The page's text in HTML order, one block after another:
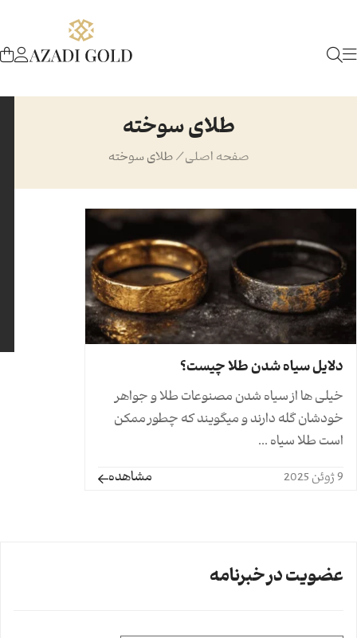
طلای سوخته
صفحه اصلی / طلای سوخته
دلایل سیاه شدن طلا چیست؟
خیلی ها از سیاه شدن مصنوعات طلا و جواهر
خودشان گله دارند و میگویند که چطور ممکن
است طلا سیاه ...
9 ژوئن 2025 مشاهده
عضویت در خبرنامه